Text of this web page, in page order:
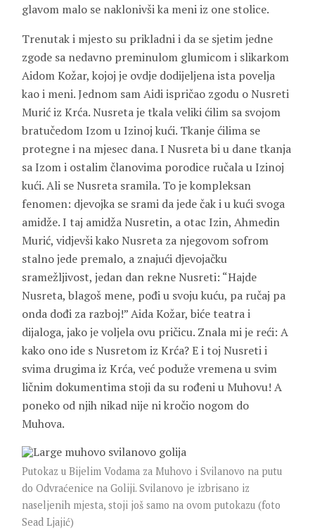
glavom malo se naklonivši ka meni iz one stolice.
Trenutak i mjesto su prikladni i da se sjetim jedne
zgode sa nedavno preminulom glumicom i slikarkom
Aidom Kožar, kojoj je ovdje dodijeljena ista povelja
kao i meni. Jednom sam Aidi ispričao zgodu o Nusreti
Murić iz Krća. Nusreta je tkala veliki ćilim sa svojom
bratučedom Izom u Izinoj kući. Tkanje ćilima se
protegne i na mjesec dana. I Nusreta bi u dane tkanja
sa Izom i ostalim članovima porodice ručala u Izinoj
kući. Ali se Nusreta sramila. To je kompleksan
fenomen: djevojka se srami da jede čak i u kući svoga
amidže. I taj amidža Nusretin, a otac Izin, Ahmedin
Murić, vidjevši kako Nusreta za njegovom sofrom
stalno jede premalo, a znajući djevojačku
sramežljivost, jedan dan rekne Nusreti: “Hajde
Nusreta, blagoš mene, pođi u svoju kuću, pa ručaj pa
onda dođi za razboj!” Aida Kožar, biće teatra i
dijaloga, jako je voljela ovu pričicu. Znala mi je reći: A
kako ono ide s Nusretom iz Krća? E i toj Nusreti i
svima drugima iz Krća, već poduže vremena u svim
ličnim dokumentima stoji da su rođeni u Muhovu! A
poneko od njih nikad nije ni kročio nogom do
Muhova.
Putokaz u Bijelim Vodama za Muhovo i Svilanovo na putu
do Odvraćenice na Goliji. Svilanovo je izbrisano iz
naseljenih mjesta, stoji još samo na ovom putokazu (foto
Sead Ljajić)